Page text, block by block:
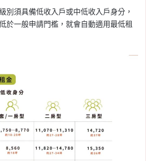
別須具備低收入戶或中低收入戶身分，
於一般申請門檻，就會自動適用最低租